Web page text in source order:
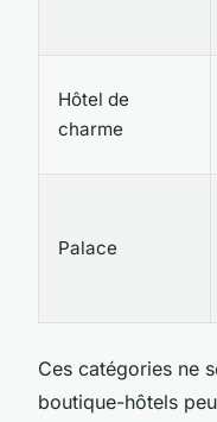
Hôtel de
charme
Palace
Ces catégories ne
boutique-hôtels